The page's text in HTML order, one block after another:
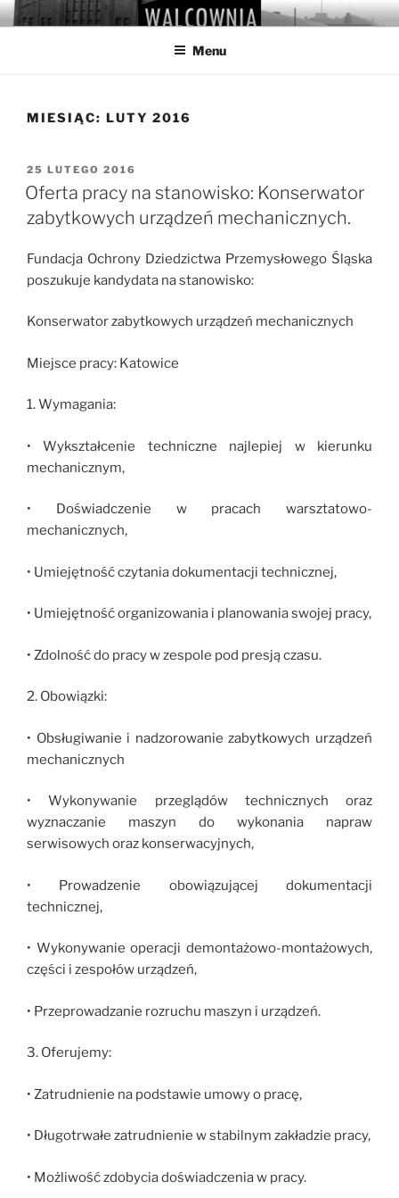
Przejdź
do
WALCOWNIA
Muzeum Hutnictwa Cynku
Menu
MIESIĄC: LUTY 2016
OPUBLIKOWANE
W
25 LUTEGO 2016
Oferta pracy na stanowisko: Konserwator
zabytkowych urządzeń mechanicznych.
Fundacja Ochrony Dziedzictwa Przemysłowego Śląska
poszukuje kandydata na stanowisko:
Konserwator zabytkowych urządzeń mechanicznych
Miejsce pracy: Katowice
1. Wymagania:
• Wykształcenie techniczne najlepiej w kierunku
mechanicznym,
• Doświadczenie w pracach warsztatowo-
mechanicznych,
• Umiejętność czytania dokumentacji technicznej,
• Umiejętność organizowania i planowania swojej pracy,
• Zdolność do pracy w zespole pod presją czasu.
2. Obowiązki:
• Obsługiwanie i nadzorowanie zabytkowych urządzeń
mechanicznych
• Wykonywanie przeglądów technicznych oraz
wyznaczanie maszyn do wykonania napraw
serwisowych oraz konserwacyjnych,
• Prowadzenie obowiązującej dokumentacji
technicznej,
• Wykonywanie operacji demontażowo-montażowych,
części i zespołów urządzeń,
• Przeprowadzanie rozruchu maszyn i urządzeń.
3. Oferujemy:
• Zatrudnienie na podstawie umowy o pracę,
• Długotrwałe zatrudnienie w stabilnym zakładzie pracy,
• Możliwość zdobycia doświadczenia w pracy.